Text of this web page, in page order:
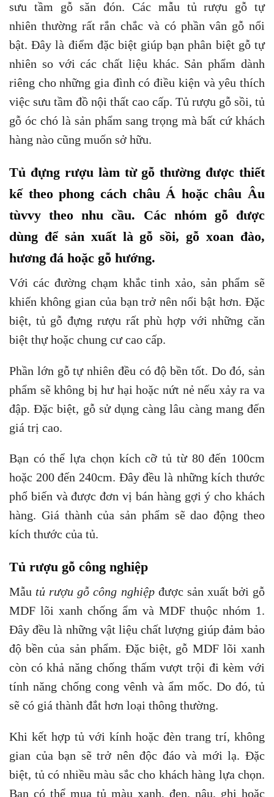
sưu tầm gỗ săn đón. Các mẫu tủ rượu gỗ tự
nhiên thường rất rắn chắc và có phần vân gỗ nổi
bật. Đây là điểm đặc biệt giúp bạn phân biệt gỗ tự
nhiên so với các chất liệu khác. Sản phẩm dành
riêng cho những gia đình có điều kiện và yêu thích
việc sưu tầm đồ nội thất cao cấp. Tủ rượu gỗ sồi, tủ
gỗ óc chó là sản phẩm sang trọng mà bất cứ khách
hàng nào cũng muốn sở hữu.
Tủ đựng rượu làm từ gỗ thường được thiết
kế theo phong cách châu Á hoặc châu Âu
tùvvy theo nhu cầu. Các nhóm gỗ được
dùng để sản xuất là gỗ sồi, gỗ xoan đào,
hương đá hoặc gỗ hướng.
Với các đường chạm khắc tinh xảo, sản phẩm sẽ
khiến không gian của bạn trở nên nổi bật hơn. Đặc
biệt, tủ gỗ đựng rượu rất phù hợp với những căn
biệt thự hoặc chung cư cao cấp.
Phần lớn gỗ tự nhiên đều có độ bền tốt. Do đó, sản
phẩm sẽ không bị hư hại hoặc nứt nẻ nếu xảy ra va
đập. Đặc biệt, gỗ sử dụng càng lâu càng mang đến
giá trị cao.
Bạn có thể lựa chọn kích cỡ tủ từ 80 đến 100cm
hoặc 200 đến 240cm. Đây đều là những kích thước
phổ biến và được đơn vị bán hàng gợi ý cho khách
hàng. Giá thành của sản phẩm sẽ dao động theo
kích thước của tủ.
Tủ rượu gỗ công nghiệp
Mẫu tủ rượu gỗ công nghiệpđược sản xuất bởi gỗ
MDF lõi xanh chống ẩm và MDF thuộc nhóm 1.
Đây đều là những vật liệu chất lượng giúp đảm bảo
độ bền của sản phẩm. Đặc biệt, gỗ MDF lõi xanh
còn có khả năng chống thấm vượt trội đi kèm với
tính năng chống cong vênh và ẩm mốc. Do đó, tủ
sẽ có giá thành đắt hơn loại thông thường.
Khi kết hợp tủ với kính hoặc đèn trang trí, không
gian của bạn sẽ trở nên độc đáo và mới lạ. Đặc
biệt, tủ có nhiều màu sắc cho khách hàng lựa chọn.
Bạn có thể mua tủ màu xanh, đen, nâu, ghi hoặc